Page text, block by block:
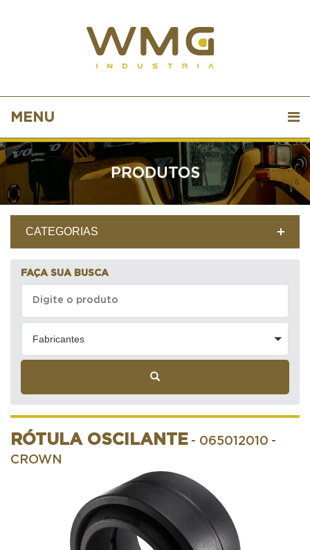
MENU
PRODUTOS
CATEGORIAS
FAÇA SUA BUSCA
Fabricantes
RÓTULA OSCILANTE - 065012010 -
CROWN